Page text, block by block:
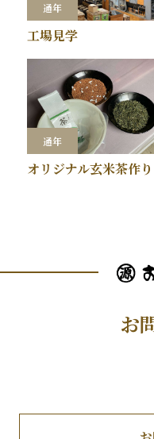
通年
工場見学
通年
オリジナル玄米茶作り
お